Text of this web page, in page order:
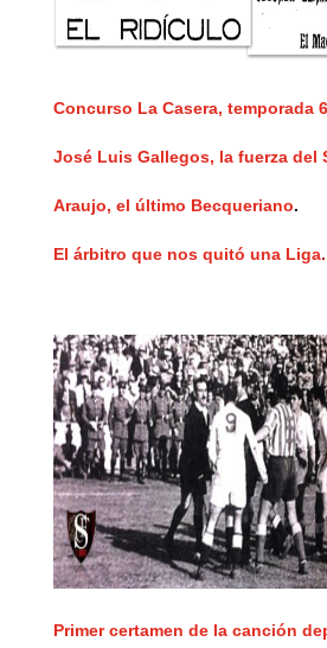
Concurso La Casera, temporada
José Luis Gallegos, la fuerza del
Araujo, el último Becqueriano.
El árbitro que nos quitó una Liga.
Primer certamen de la canción